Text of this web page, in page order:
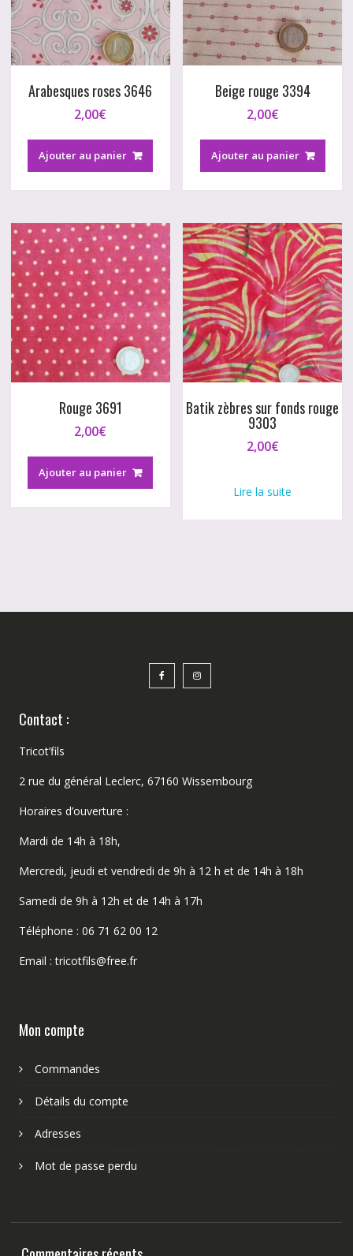
Arabesques roses 3646
2,00€
Ajouter au panier
Beige rouge 3394
2,00€
Ajouter au panier
Rouge 3691
2,00€
Ajouter au panier
Batik zèbres sur fonds rouge
9303
2,00€
Lire la suite
Contact :
Tricot’fils
2 rue du général Leclerc, 67160 Wissembourg
Horaires d’ouverture :
Mardi de 14h à 18h,
Mercredi, jeudi et vendredi de 9h à 12 h et de 14h à 18h
Samedi de 9h à 12h et de 14h à 17h
Téléphone : 06 71 62 00 12
Email : tricotfils@free.fr
Mon compte
Commandes
Détails du compte
Adresses
Mot de passe perdu